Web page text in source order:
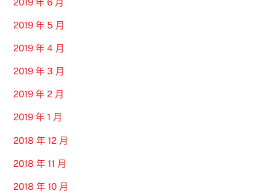
2019 年 5 月
2019 年 4 月
2019 年 3 月
2019 年 2 月
2019 年 1 月
2018 年 12 月
2018 年 11 月
2018 年 10 月